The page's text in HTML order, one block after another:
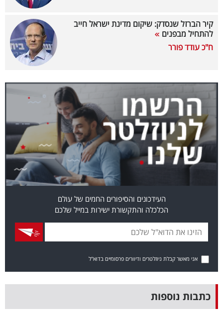
ניוזלטרים
מייל
אדום
אחרינו:
קיר הברזל שנסדק: שיקום מדינת ישראל חייב
להתחיל מבפנים
ח"כ עודד פורר
העידכונים והסיפורים החמים של עולם
הכלכלה והתקשורת ישירות במייל שלכם
אני מאשר קבלת ניוזלטרים ודיוורים פרסומיים בדוא"ל
כתבות נוספות